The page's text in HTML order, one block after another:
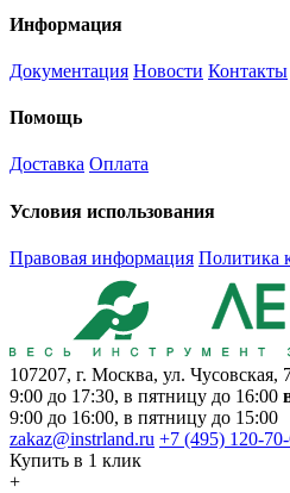
Информация
Документация Новости Контакты
Помощь
Доставка Оплата
Условия использования
Правовая информация Политика
107207, г. Москва, ул. Чусовская,
9:00 до 17:30, в пятницу до 16:00
9:00 до 16:00, в пятницу до 15:00
zakaz@instrland.ru +7 (495) 120-
Купить в 1 клик
+